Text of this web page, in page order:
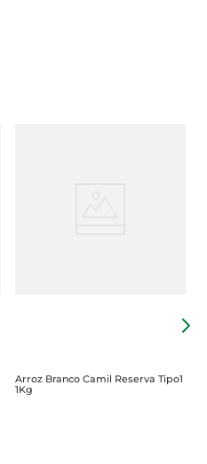
Arroz Branco Camil Reserva Tipo1
1Kg